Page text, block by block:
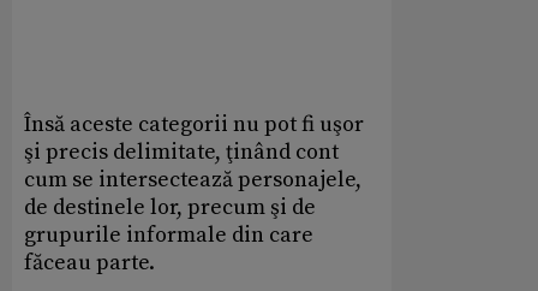
Însă aceste categorii nu pot fi uşor
şi precis delimitate, ţinând cont
cum se intersectează personajele,
de destinele lor, precum şi de
grupurile informale din care
făceau parte.